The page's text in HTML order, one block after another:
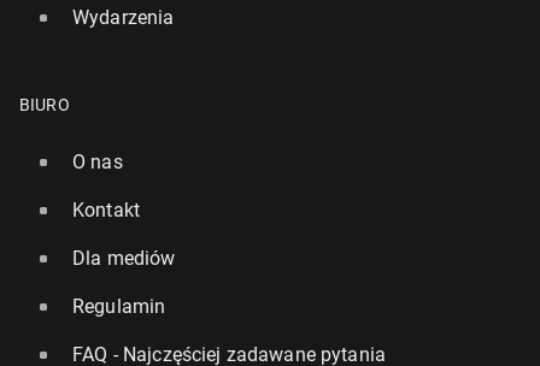
Wydarzenia
BIURO
O nas
Kontakt
Dla mediów
Regulamin
FAQ - Najczęściej zadawane pytania